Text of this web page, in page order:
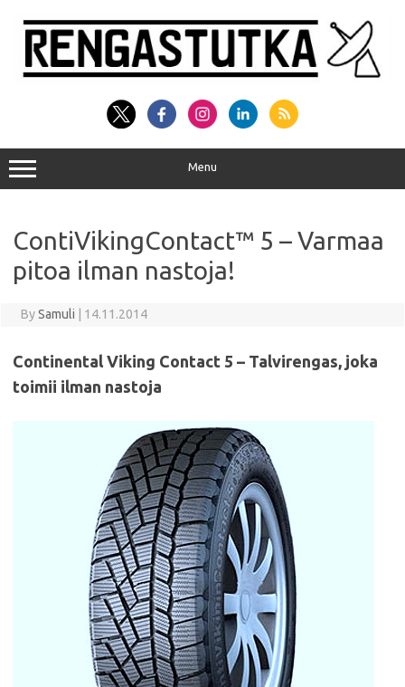
content
Menu
ContiVikingContact™ 5 – Varmaa
pitoa ilman nastoja!
BySamuli 14.11.2014
Continental Viking Contact 5 – Talvirengas, joka
toimii ilman nastoja